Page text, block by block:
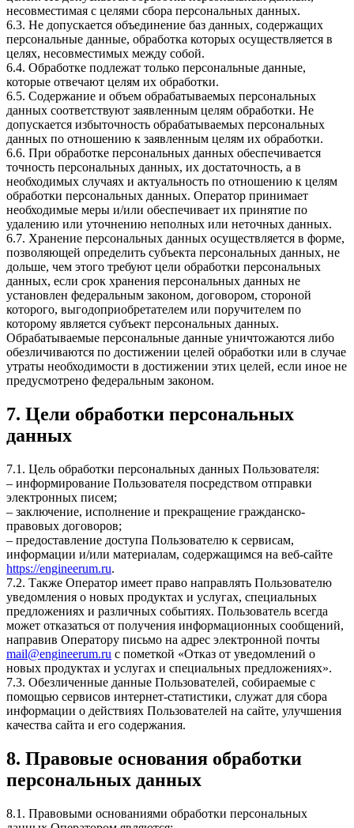
несовместимая с целями сбора персональных данных.
6.3. Не допускается объединение баз данных, содержащих
персональные данные, обработка которых осуществляется в
целях, несовместимых между собой.
6.4. Обработке подлежат только персональные данные,
которые отвечают целям их обработки.
6.5. Содержание и объем обрабатываемых персональных
данных соответствуют заявленным целям обработки. Не
допускается избыточность обрабатываемых персональных
данных по отношению к заявленным целям их обработки.
6.6. При обработке персональных данных обеспечивается
точность персональных данных, их достаточность, а в
необходимых случаях и актуальность по отношению к целям
обработки персональных данных. Оператор принимает
необходимые меры и/или обеспечивает их принятие по
удалению или уточнению неполных или неточных данных.
6.7. Хранение персональных данных осуществляется в форме,
позволяющей определить субъекта персональных данных, не
дольше, чем этого требуют цели обработки персональных
данных, если срок хранения персональных данных не
установлен федеральным законом, договором, стороной
которого, выгодоприобретателем или поручителем по
которому является субъект персональных данных.
Обрабатываемые персональные данные уничтожаются либо
обезличиваются по достижении целей обработки или в случае
утраты необходимости в достижении этих целей, если иное не
предусмотрено федеральным законом.
7. Цели обработки персональных
данных
7.1. Цель обработки персональных данных Пользователя:
– информирование Пользователя посредством отправки
электронных писем;
– заключение, исполнение и прекращение гражданско-
правовых договоров;
– предоставление доступа Пользователю к сервисам,
информации и/или материалам, содержащимся на веб-сайте
https://engineerum.ru.
7.2. Также Оператор имеет право направлять Пользователю
уведомления о новых продуктах и услугах, специальных
предложениях и различных событиях. Пользователь всегда
может отказаться от получения информационных сообщений,
направив Оператору письмо на адрес электронной почты
mail@engineerum.ru с пометкой «Отказ от уведомлений о
новых продуктах и услугах и специальных предложениях».
7.3. Обезличенные данные Пользователей, собираемые с
помощью сервисов интернет-статистики, служат для сбора
информации о действиях Пользователей на сайте, улучшения
качества сайта и его содержания.
8. Правовые основания обработки
персональных данных
8.1. Правовыми основаниями обработки персональных